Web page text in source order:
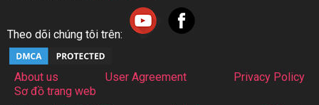
Theo dõi chúng tôi trên:
About us User Agreement
Privacy Policy
Sơ đồ trang web